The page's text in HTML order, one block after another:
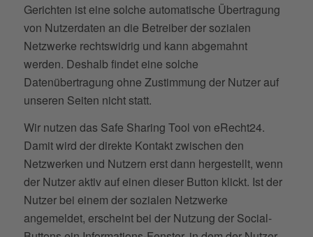
Gerichten ist eine solche automatische Übertragung
von Nutzerdaten an die Betreiber der sozialen
Netzwerke rechtswidrig und kann abgemahnt
werden. Deshalb findet eine solche
Datenübertragung ohne Zustimmung der Nutzer auf
unseren Seiten nicht statt.
Wir nutzen das Safe Sharing Tool von eRecht24.
Damit wird der direkte Kontakt zwischen den
Netzwerken und Nutzern erst dann hergestellt, wenn
der Nutzer aktiv auf einen dieser Button klickt. Ist der
Nutzer bei einem der sozialen Netzwerke
angemeldet, erscheint bei der Nutzung der Social-